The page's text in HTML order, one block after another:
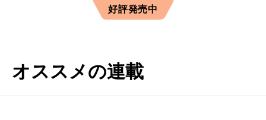
好評発売中
オススメの連載